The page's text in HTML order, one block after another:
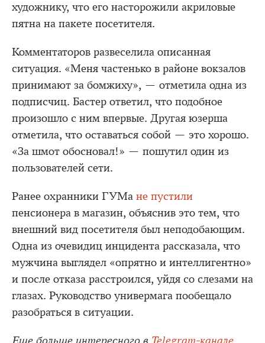
художнику, что его насторожили акриловые
пятна на пакете посетителя.
Комментаторов развеселила описанная
ситуация. «Меня частенько в районе вокзалов
принимают за бомжиху», — отметила одна из
подписчиц. Бастер ответил, что подобное
произошло с ним впервые. Другая юзерша
отметила, что оставаться собой — это хорошо.
«За шмот обосновал!» — пошутил один из
пользователей сети.
Ранее охранники ГУМа не пустили
пенсионера в магазин, объяснив это тем, что
внешний вид посетителя был неподобающим.
Одна из очевидиц инцидента рассказала, что
мужчина выглядел «опрятно и интеллигентно»
и после отказа расстроился, уйдя со слезами на
глазах. Руководство универмага пообещало
разобраться в ситуации.